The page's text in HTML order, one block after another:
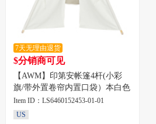
7天无理由退货
$分销商可见
【AWM】印第安帐篷4杆(小彩
旗/带外置卷帘内置口袋）本白色
Item ID：LS6460152453-01-01
US